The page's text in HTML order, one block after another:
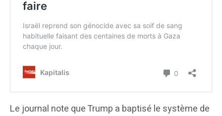
Le journal note que Trump a baptisé le système de